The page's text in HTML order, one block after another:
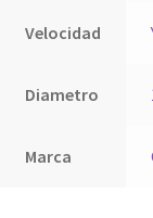
Velocidad
Diametro
Marca